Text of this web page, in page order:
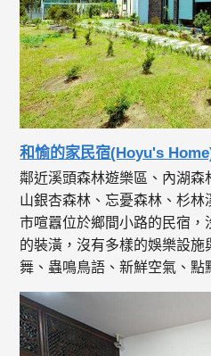
和愉的家民宿(Hoyu's
鄰近溪頭森林遊樂區、內湖
山銀杏森林、忘憂森林、杉
市喧囂位於鄉間小路的民宿，
的裝潢，沒有多樣的娛樂設
舞、蟲鳴鳥語、新鮮空氣、點